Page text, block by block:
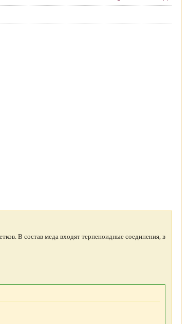
В состав меда входят терпеноидные соединения, в